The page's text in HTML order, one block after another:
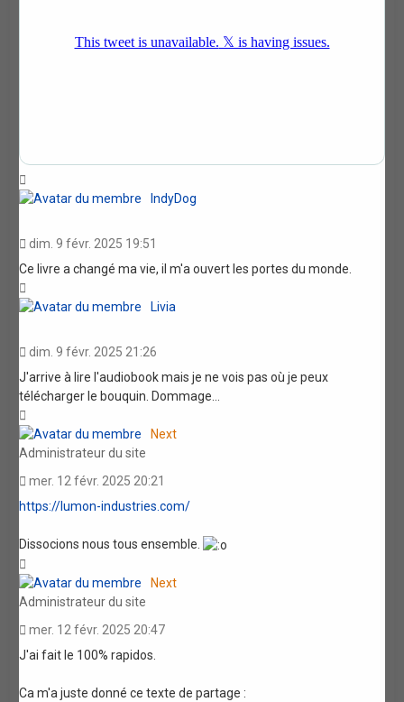
IndyDog
dim. 9 févr. 2025 19:51
Ce livre a changé ma vie, il m'a ouvert les portes du monde.
Livia
dim. 9 févr. 2025 21:26
J'arrive à lire l'audiobook mais je ne vois pas où je peux
télécharger le bouquin. Dommage...
Next
Administrateur du site
mer. 12 févr. 2025 20:21
https://lumon-industries.com/
Dissocions nous tous ensemble.
Next
Administrateur du site
mer. 12 févr. 2025 20:47
J'ai fait le 100% rapidos.
Ca m'a juste donné ce texte de partage :